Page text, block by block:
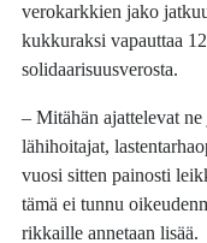
verokarkkien jako
kukkuraksi vapauttaa
solidaarisuusverosta.
– Mitähän ajattelevat
lähihoitajat,
vuosi sitten painosti
tämä ei tunnu
rikkaille annetaan lisää.